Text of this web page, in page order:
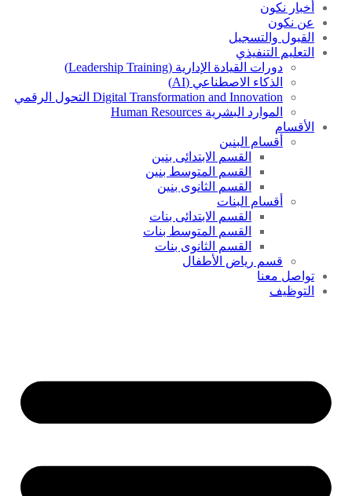
أخبار نكون
عن نكون
القبول والتسجيل
التعليم التنفيذي
دورات القيادة الإدارية (Leadership Training)
الذكاء الاصطناعي (AI)
Digital Transformation and Innovation التحول الرقمي
الموارد البشرية Human Resources
الأقسام
أقسام البنين
القسم الابتدائى بنين
القسم المتوسط بنين
القسم الثانوى بنين
أقسام البنات
القسم الابتدائى بنات
القسم المتوسط بنات
القسم الثانوى بنات
قسم رياض الأطفال
تواصل معنا
التوظيف